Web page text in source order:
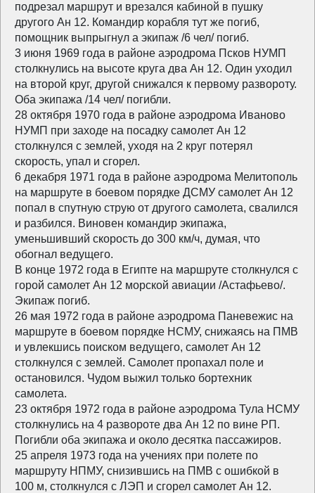
подрезал маршрут и врезался кабиной в пушку
другого Ан 12. Командир корабля тут же погиб,
помощник выпрыгнул а экипаж /6 чел/ погиб.
3 июня 1969 года в районе аэродрома Псков НУМП
столкнулись на высоте круга два Ан 12. Один уходил
на второй круг, другой снижался к первому развороту.
Оба экипажа /14 чел/ погибли.
28 октября 1970 года в районе аэродрома Иваново
НУМП при заходе на посадку самолет Ан 12
столкнулся с землей, уходя на 2 круг потерял
скорость, упал и сгорел.
6 декабря 1971 года в районе аэродрома Мелитополь
на маршруте в боевом порядке ДСМУ самолет Ан 12
попал в спутную струю от другого самолета, свалился
и разбился. Виновен командир экипажа,
уменьшивший скорость до 300 км/ч, думая, что
обогнал ведущего.
В конце 1972 года в Египте на маршруте столкнулся с
горой самолет Ан 12 морской авиации /Астафьево/.
Экипаж погиб.
26 мая 1972 года в районе аэродрома Паневежис на
маршруте в боевом порядке НСМУ, снижаясь на ПМВ
и увлекшись поиском ведущего, самолет Ан 12
столкнулся с землей. Самолет пропахал поле и
остановился. Чудом выжил только бортехник
самолета.
23 октября 1972 года в районе аэродрома Тула НСМУ
столкнулись на 4 развороте два Ан 12 по вине РП.
Погибли оба экипажа и около десятка пассажиров.
25 апреля 1973 года на учениях при полете по
маршруту НПМУ, снизившись на ПМВ с ошибкой в
100 м, столкнулся с ЛЭП и сгорел самолет Ан 12.